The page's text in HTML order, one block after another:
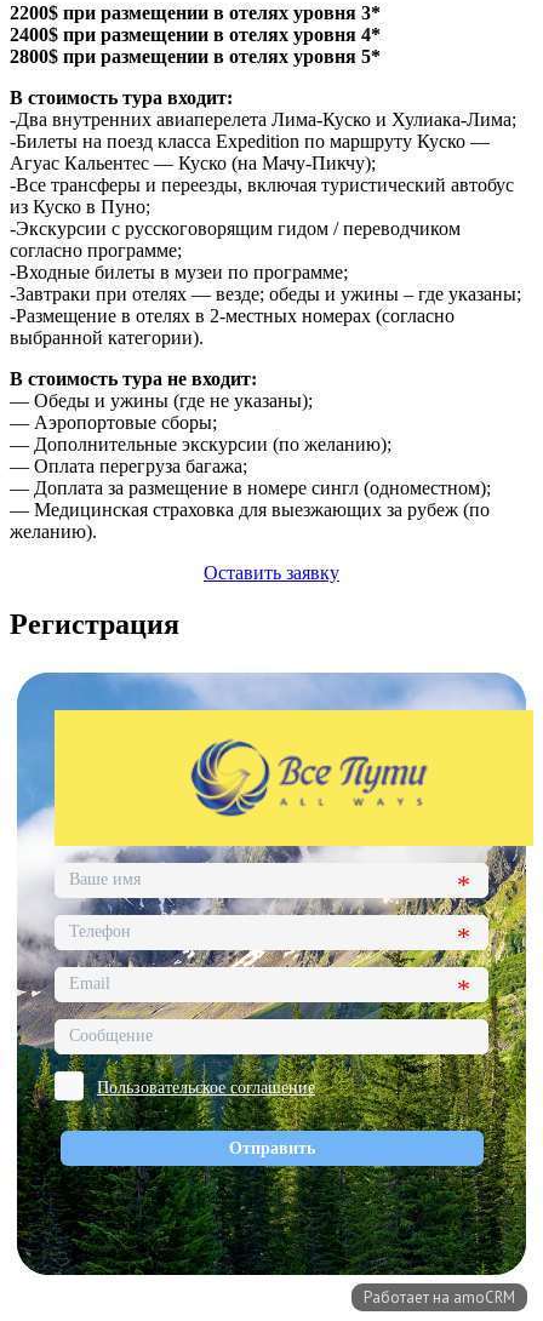
2200$ при размещении в отелях уровня 3*
2400$ при размещении в отелях уровня 4*
2800$ при размещении в отелях уровня 5*
В стоимость тура входит:
-Два внутренних авиаперелета Лима-Куско и Хулиака-Лима;
-Билеты на поезд класса Expedition по маршруту Куско —
Агуас Кальентес — Куско (на Мачу-Пикчу);
-Все трансферы и переезды, включая туристический автобус
из Куско в Пуно;
-Экскурсии с русскоговорящим гидом / переводчиком
согласно программе;
-Входные билеты в музеи по программе;
-Завтраки при отелях — везде; обеды и ужины – где указаны;
-Размещение в отелях в 2-местных номерах (согласно
выбранной категории).
В стоимость тура не входит:
— Обеды и ужины (где не указаны);
— Аэропортовые сборы;
— Дополнительные экскурсии (по желанию);
— Оплата перегруза багажа;
— Доплата за размещение в номере сингл (одноместном);
— Медицинская страховка для выезжающих за рубеж (по
желанию).
Оставить заявку
Регистрация